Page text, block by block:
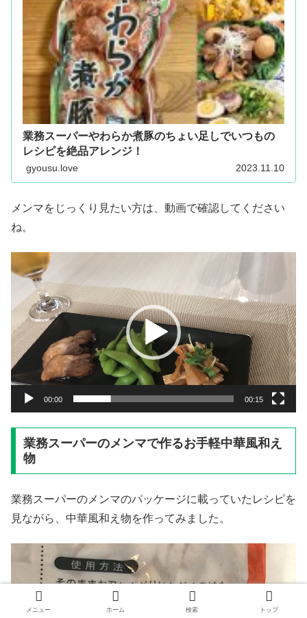
業務スーパーやわらか煮豚のちょい足しでいつもの
レシピを絶品アレンジ！
gyousu.love 2023.11.10
メンマをじっくり見たい方は、動画で確認してください
ね。
画
レ
ー
ヤ
ー
00:00 00:15
業務スーパーのメンマで作るお手軽中華風和え
物
業務スーパーのメンマのパッケージに載っていたレシピを
見ながら、中華風和え物を作ってみました。
メニュー ホーム 検索 トップ